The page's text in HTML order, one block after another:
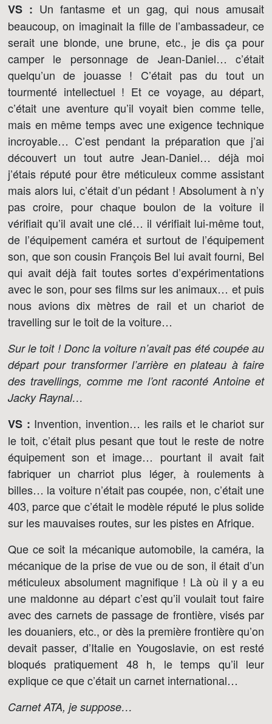
VS : Un fantasme et un gag, qui nous amusait
beaucoup, on imaginait la fille de l’ambassadeur, ce
serait une blonde, une brune, etc., je dis ça pour
camper le personnage de Jean-Daniel… c’était
quelqu’un de jouasse ! C’était pas du tout un
tourmenté intellectuel ! Et ce voyage, au départ,
c’était une aventure qu’il voyait bien comme telle,
mais en même temps avec une exigence technique
incroyable… C’est pendant la préparation que j’ai
découvert un tout autre Jean-Daniel… déjà moi
j’étais réputé pour être méticuleux comme assistant
mais alors lui, c’était d’un pédant ! Absolument à n’y
pas croire, pour chaque boulon de la voiture il
vérifiait qu’il avait une clé… il vérifiait lui-même tout,
de l’équipement caméra et surtout de l’équipement
son, que son cousin François Bel lui avait fourni, Bel
qui avait déjà fait toutes sortes d’expérimentations
avec le son, pour ses films sur les animaux… et puis
nous avions dix mètres de rail et un chariot de
travelling sur le toit de la voiture…
Sur le toit ! Donc la voiture n’avait pas été coupée au
départ pour transformer l’arrière en plateau à faire
des travellings, comme me l’ont raconté Antoine et
Jacky Raynal…
VS : Invention, invention… les rails et le chariot sur
le toit, c’était plus pesant que tout le reste de notre
équipement son et image… pourtant il avait fait
fabriquer un charriot plus léger, à roulements à
billes… la voiture n’était pas coupée, non, c’était une
403, parce que c’était le modèle réputé le plus solide
sur les mauvaises routes, sur les pistes en Afrique.
Que ce soit la mécanique automobile, la caméra, la
mécanique de la prise de vue ou de son, il était d’un
méticuleux absolument magnifique ! Là où il y a eu
une maldonne au départ c’est qu’il voulait tout faire
avec des carnets de passage de frontière, visés par
les douaniers, etc., or dès la première frontière qu’on
devait passer, d’Italie en Yougoslavie, on est resté
bloqués pratiquement 48 h, le temps qu’il leur
explique ce que c’était un carnet international…
Carnet ATA, je suppose…